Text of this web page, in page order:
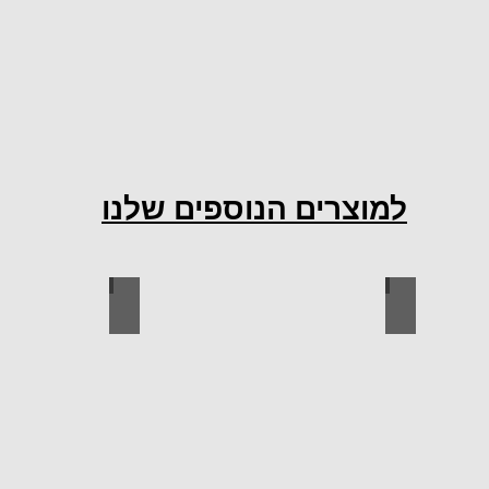
למוצרים הנוספים שלנו